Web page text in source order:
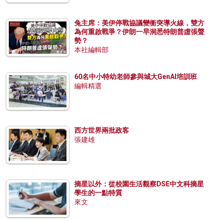
兔主席：美伊停戰協議變衝突導火線，雙方
為何重啟戰爭？伊朗一早洞悉特朗普虛張聲
勢？
本社編輯部
60名中小特幼老師參與城大GenAI培訓班
編輯精選
西方世界兩批政客
張建雄
摘星以外：從校園生活觀察DSE中文科摘星
學生的一點特質
來文